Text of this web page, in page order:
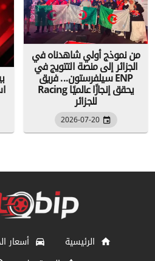
من نموذج أولي شاهدناه في
الجزائر إلى منصة التتويج في
سيلفرستون... فريق ENP
Racing يحقق إنجازًا عالميًا
للجزائر
2026-07-20
الرئيسية أسعار